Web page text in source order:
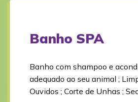
Banho SPA
Banho com shampoo e
adequado ao seu animal ;
Ouvidos ; Corte de Unhas ;